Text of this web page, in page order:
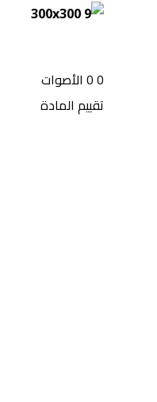
0
0 الأصوات
تقييم المادة